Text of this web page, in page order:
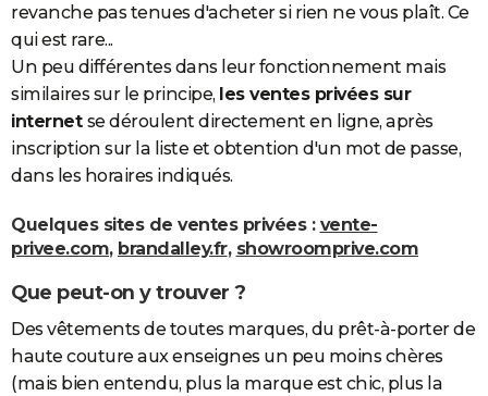
AVIS DE DÉCÈS
FORUM
Bricolage
Lifestyle
Culture
Sport
Auto
Television
Voyage
Cinema
revanche pas tenues d'acheter si rien ne vous plaît. Ce
qui est rare...
Un peu différentes dans leur fonctionnement mais
similaires sur le principe, les ventes privées sur
internet se déroulent directement en ligne, après
inscription sur la liste et obtention d'un mot de passe,
dans les horaires indiqués.
Quelques sites de ventes privées : vente-
privee.com, brandalley.fr, showroomprive.com
Que peut-on y trouver ?
Des vêtements de toutes marques, du prêt-à-porter de
haute couture aux enseignes un peu moins chères
(mais bien entendu, plus la marque est chic, plus la